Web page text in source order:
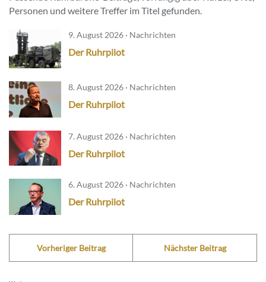
Personen und weitere Treffer im Titel gefunden.
9. August 2026 · Nachrichten
Der Ruhrpilot
8. August 2026 · Nachrichten
Der Ruhrpilot
7. August 2026 · Nachrichten
Der Ruhrpilot
6. August 2026 · Nachrichten
Der Ruhrpilot
Vorheriger Beitrag Nächster Beitrag